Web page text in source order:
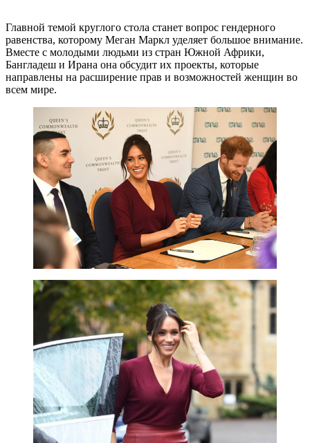
Главной темой круглого стола станет вопрос гендерного
равенства, которому Меган Маркл уделяет большое внимание.
Вместе с молодыми людьми из стран Южной Африки,
Бангладеш и Ирана она обсудит их проекты, которые
направлены на расширение прав и возможностей женщин во
всем мире.